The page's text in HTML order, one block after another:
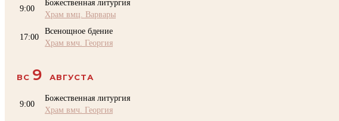
9:00
Божественная литургия
Храм вмц. Варвары
17:00
Всенощное бдение
Храм вмч. Георгия
ВС 9 АВГУСТА
9:00
Божественная литургия
Храм вмч. Георгия